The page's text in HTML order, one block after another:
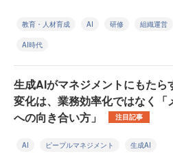
教育・人材育成 AI 研修 組織運営
AI時代
生成AIがマネジメントにもたら
変化は、業務効率化ではなく「
への向き合い方」
注目記事
AI ピープルマネジメント 生成AI